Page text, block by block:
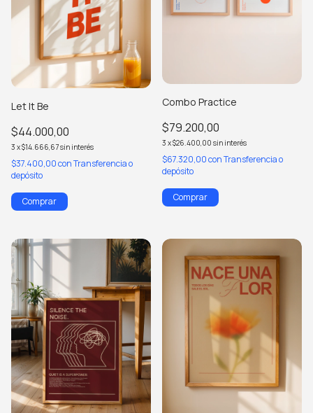
Let It Be
$44.000,00
3 x$14.666,67sin interés
$37.400,00conTransferencia o
depósito
Comprar
Combo Practice
$79.200,00
3 x$26.400,00 sin interés
$67.320,00conTransferencia o
depósito
Comprar